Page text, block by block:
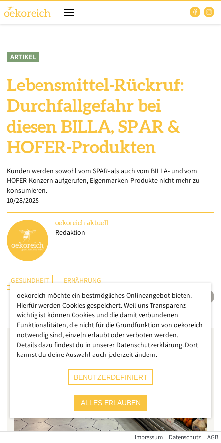
ARTIKEL
Lebensmittel-Rückruf:
Durchfallgefahr bei
diesen BILLA, SPAR &
HOFER-Produkten
Kunden werden sowohl vom SPAR- als auch vom BILLA- und vom
HOFER-Konzern aufgerufen, Eigenmarken-Produkte nicht mehr zu
konsumieren.
10/28/2025
oekoreich aktuell
Redaktion
GESUNDHEIT
ERNÄHRUNG
KONSUMENTENSCHUTZ
ÖSTERREICH
CHECKS & TESTS
Impressum Datenschutz AGB
oekoreich möchte ein bestmögliches Onlineangebot bieten.
Hierfür werden Cookies gespeichert. Weil uns Transparenz
wichtig ist können Cookies und die damit verbundenen
Funktionalitäten, die nicht für die Grundfunktion von oekoreich
notwendig sind, einzeln erlaubt oder verboten werden.
Details dazu findest du in unserer Datenschutzerklärung. Dort
kannst du deine Auswahl auch jederzeit ändern.
BENUTZERDEFINIERT
ALLES ERLAUBEN